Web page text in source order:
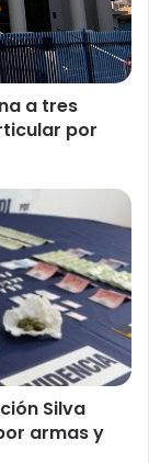
a tres
por
Silva
armas y